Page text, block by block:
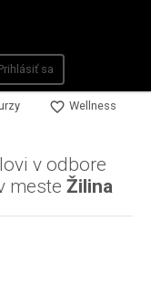
sa
favorite_border Wellness
v odbore
meste Žilina